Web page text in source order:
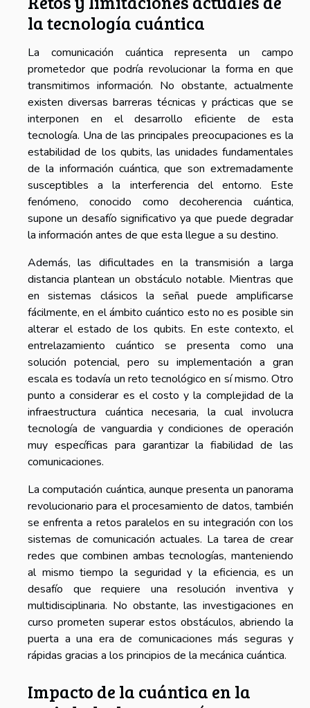
la tecnología cuántica
La comunicación cuántica representa un campo
prometedor que podría revolucionar la forma en que
transmitimos información. No obstante, actualmente
existen diversas barreras técnicas y prácticas que se
interponen en el desarrollo eficiente de esta
tecnología. Una de las principales preocupaciones es la
estabilidad de los qubits, las unidades fundamentales
de la información cuántica, que son extremadamente
susceptibles a la interferencia del entorno. Este
fenómeno, conocido como decoherencia cuántica,
supone un desafío significativo ya que puede degradar
la información antes de que esta llegue a su destino.
Además, las dificultades en la transmisión a larga
distancia plantean un obstáculo notable. Mientras que
en sistemas clásicos la señal puede amplificarse
fácilmente, en el ámbito cuántico esto no es posible sin
alterar el estado de los qubits. En este contexto, el
entrelazamiento cuántico se presenta como una
solución potencial, pero su implementación a gran
escala es todavía un reto tecnológico en sí mismo. Otro
punto a considerar es el costo y la complejidad de la
infraestructura cuántica necesaria, la cual involucra
tecnología de vanguardia y condiciones de operación
muy específicas para garantizar la fiabilidad de las
comunicaciones.
La computación cuántica, aunque presenta un panorama
revolucionario para el procesamiento de datos, también
se enfrenta a retos paralelos en su integración con los
sistemas de comunicación actuales. La tarea de crear
redes que combinen ambas tecnologías, manteniendo
al mismo tiempo la seguridad y la eficiencia, es un
desafío que requiere una resolución inventiva y
multidisciplinaria. No obstante, las investigaciones en
curso prometen superar estos obstáculos, abriendo la
puerta a una era de comunicaciones más seguras y
rápidas gracias a los principios de la mecánica cuántica.
Impacto de la cuántica en la